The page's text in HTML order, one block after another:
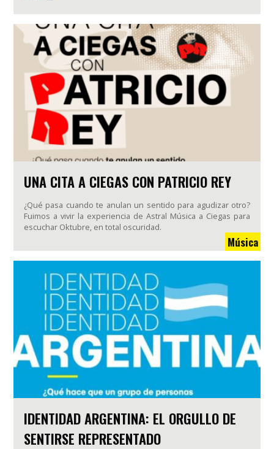
UNA CITA A CIEGAS CON PATRICIO REY
¿Qué pasa cuando te anulan un sentido para agudizar otro?
Fuimos a vivir la experiencia de Astral Música a Ciegas para
escuchar Oktubre, en total oscuridad.
Música
IDENTIDAD ARGENTINA: EL ORGULLO DE
SENTIRSE REPRESENTADO